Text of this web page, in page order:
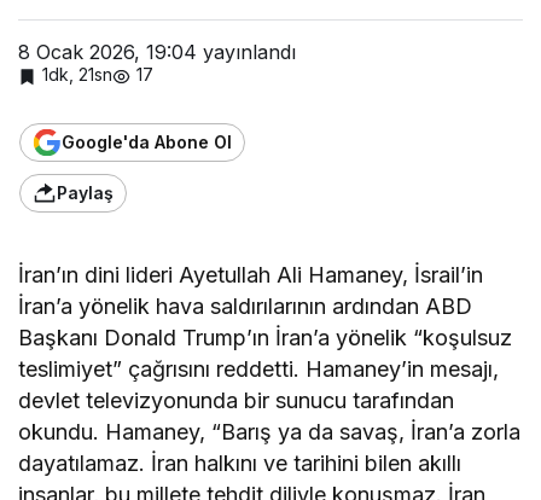
8 Ocak 2026, 19:04 yayınlandı
1dk, 21sn 17
Google'da Abone Ol
Paylaş
İran’ın dini lideri Ayetullah Ali Hamaney, İsrail’in
İran’a yönelik hava saldırılarının ardından ABD
Başkanı Donald Trump’ın İran’a yönelik “koşulsuz
teslimiyet” çağrısını reddetti. Hamaney’in mesajı,
devlet televizyonunda bir sunucu tarafından
okundu. Hamaney, “Barış ya da savaş, İran’a zorla
dayatılamaz. İran halkını ve tarihini bilen akıllı
insanlar, bu millete tehdit diliyle konuşmaz. İran